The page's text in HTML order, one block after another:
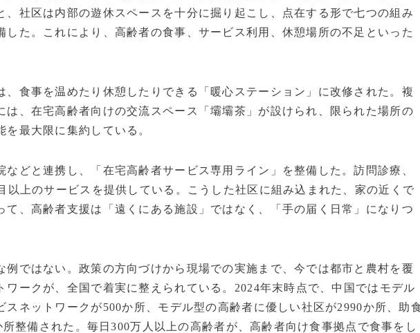
、社区は内部の遊休スペースを十分に掘り起こし、点在する形で七つの組み
した。これにより、高齢者の食事、サービス利用、休憩場所の不足といった
、食事を温めたり休憩したりできる「暖心ステーション」に改修された。複
は、在宅高齢者向けの交流スペース「壩壩茶」が設けられ、限られた場所の
最大限に集約している。
などと連携し、「在宅高齢者サービス専用ライン」を整備した。訪問診療、
以上のサービスを提供している。こうした社区に組み込まれた、家の近くで
て、高齢者支援は「遠くにある施設」ではなく、「手の届く日常」になりつ
例ではない。政策の方向づけから現場での実施まで、今では都市と農村を覆
ワークが、全国で着実に整えられている。2024年末時点で、中国ではモデル
スネットワークが500か所、モデル型の高齢者に優しい社区が2990か所、助
整備された。毎日300万人以上の高齢者が、高齢者向け食事拠点で食事をし